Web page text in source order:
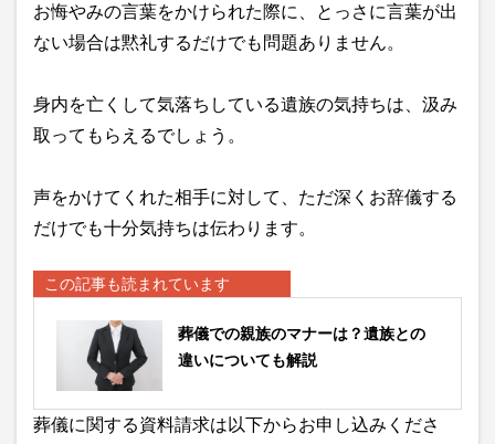
お悔やみの言葉をかけられた際に、とっさに言葉が出
ない場合は黙礼するだけでも問題ありません。
身内を亡くして気落ちしている遺族の気持ちは、汲み
取ってもらえるでしょう。
声をかけてくれた相手に対して、ただ深くお辞儀する
だけでも十分気持ちは伝わります。
この記事も読まれています
葬儀での親族のマナーは？遺族との
違いについても解説
葬儀に関する資料請求は以下からお申し込みくださ